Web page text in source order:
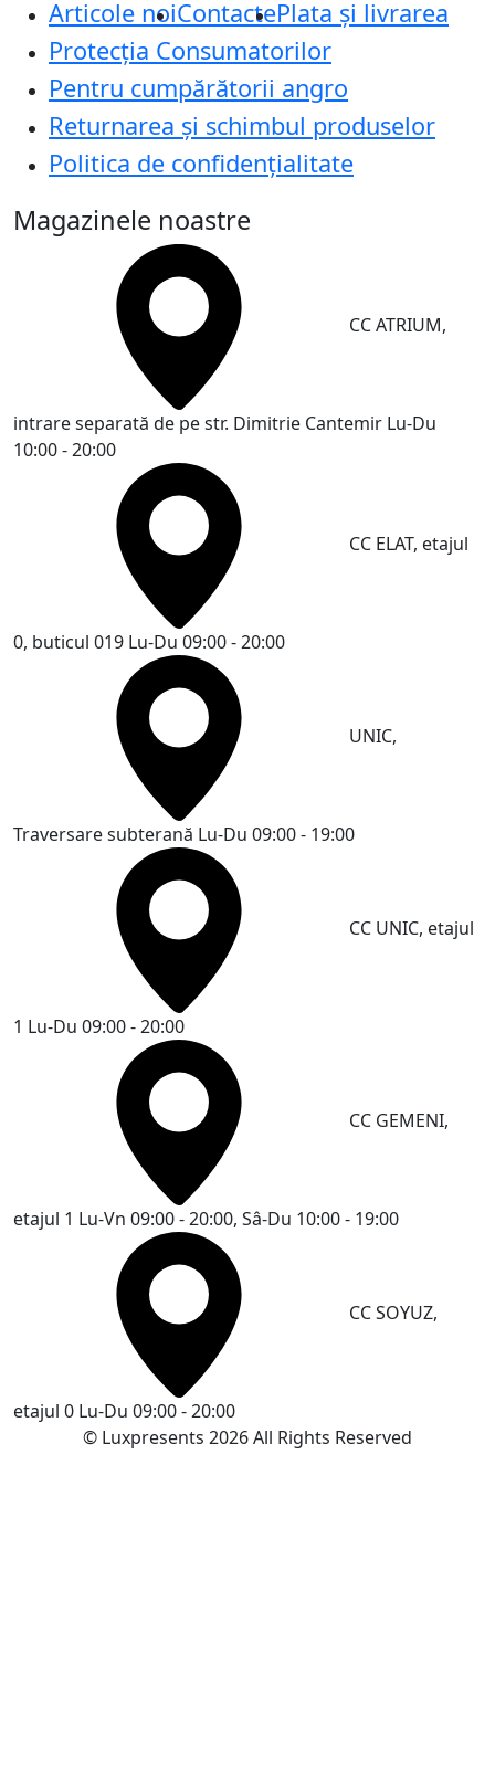
Articole noiContactePlata și livrarea
Protecţia Consumatorilor
Pentru cumpărătorii angro
Returnarea și schimbul produselor
Politica de confidențialitate
Magazinele noastre
CC ATRIUM,
intrare separată de pe str. Dimitrie Cantemir Lu-Du
10:00 - 20:00
CC ELAT, etajul
0, buticul 019 Lu-Du 09:00 - 20:00
UNIC,
Traversare subterană Lu-Du 09:00 - 19:00
CC UNIC, etajul
1 Lu-Du 09:00 - 20:00
CC GEMENI,
etajul 1 Lu-Vn 09:00 - 20:00, Sâ-Du 10:00 - 19:00
CC SOYUZ,
etajul 0 Lu-Du 09:00 - 20:00
© Luxpresents 2026 All Rights Reserved